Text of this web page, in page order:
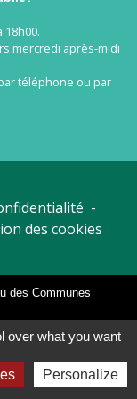
18h00.
mercredi après-midi
téléphone ou par
-
des cookies
des Communes
over what you want
Personalize